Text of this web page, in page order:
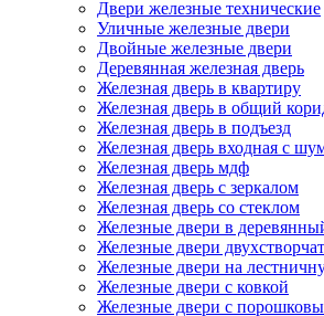
Двери железные технические
Уличные железные двери
Двойные железные двери
Деревянная железная дверь
Железная дверь в квартиру
Железная дверь в общий
Железная дверь в подъезд
Железная дверь входная с
Железная дверь мдф
Железная дверь с зеркалом
Железная дверь со стеклом
Железные двери в
Железные двери
Железные двери на
Железные двери с ковкой
Железные двери с